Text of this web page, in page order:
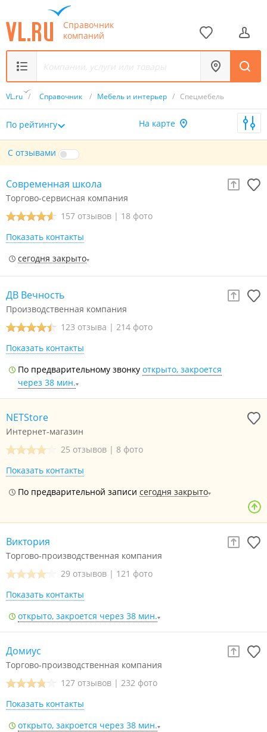
Справочник
компаний
VL.ru / Справочник / Мебель и интерьер / Спецмебель
По рейтингу На карте
С отзывами
Современная школа
Торгово-сервисная компания
157 отзывов | 18 фото
Показать контакты
сегодня закрыто
ДВ Вечность
Производственная компания
123 отзыва | 214 фото
Показать контакты
По предварительному звонку открыто, закроется
через 38 мин.
NETStore
Интернет-магазин
25 отзывов | 8 фото
Показать контакты
По предварительной записи сегодня закрыто
Виктория
Торгово-производственная компания
29 отзывов | 121 фото
Показать контакты
открыто, закроется через 38 мин.
Домиус
Торгово-производственная компания
127 отзывов | 232 фото
Показать контакты
открыто, закроется через 38 мин.